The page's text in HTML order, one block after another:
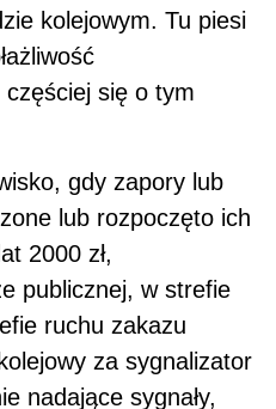
kolejowym. Tu piesi
się o tym
gdy zapory lub
lub rozpoczęto ich
2000 zł,
publicznej, w strefie
ruchu zakazu
za sygnalizator
nadające sygnały,